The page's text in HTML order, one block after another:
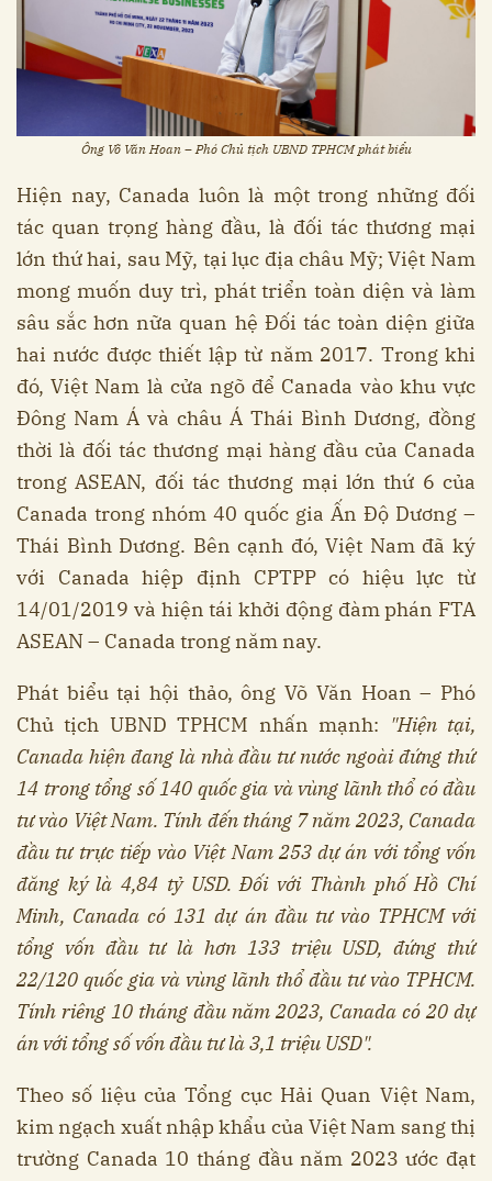
Ông Võ Văn Hoan – Phó Chủ tịch UBND TPHCM phát biểu
Hiện nay, Canada luôn là một trong những đối
tác quan trọng hàng đầu, là đối tác thương mại
lớn thứ hai, sau Mỹ, tại lục địa châu Mỹ; Việt Nam
mong muốn duy trì, phát triển toàn diện và làm
sâu sắc hơn nữa quan hệ Đối tác toàn diện giữa
hai nước được thiết lập từ năm 2017. Trong khi
đó, Việt Nam là cửa ngõ để Canada vào khu vực
Đông Nam Á và châu Á Thái Bình Dương, đồng
thời là đối tác thương mại hàng đầu của Canada
trong ASEAN, đối tác thương mại lớn thứ 6 của
Canada trong nhóm 40 quốc gia Ấn Độ Dương –
Thái Bình Dương. Bên cạnh đó, Việt Nam đã ký
với Canada hiệp định CPTPP có hiệu lực từ
14/01/2019 và hiện tái khởi động đàm phán FTA
ASEAN – Canada trong năm nay.
Phát biểu tại hội thảo, ông Võ Văn Hoan – Phó
Chủ tịch UBND TPHCM nhấn mạnh: "Hiện tại,
Canada hiện đang là nhà đầu tư nước ngoài đứng thứ
14 trong tổng số 140 quốc gia và vùng lãnh thổ có đầu
tư vào Việt Nam. Tính đến tháng 7 năm 2023, Canada
đầu tư trực tiếp vào Việt Nam 253 dự án với tổng vốn
đăng ký là 4,84 tỷ USD. Đối với Thành phố Hồ Chí
Minh, Canada có 131 dự án đầu tư vào TPHCM với
tổng vốn đầu tư là hơn 133 triệu USD, đứng thứ
22/120 quốc gia và vùng lãnh thổ đầu tư vào TPHCM.
Tính riêng 10 tháng đầu năm 2023, Canada có 20 dự
án với tổng số vốn đầu tư là 3,1 triệu USD".
Theo số liệu của Tổng cục Hải Quan Việt Nam,
kim ngạch xuất nhập khẩu của Việt Nam sang thị
trường Canada 10 tháng đầu năm 2023 ước đạt